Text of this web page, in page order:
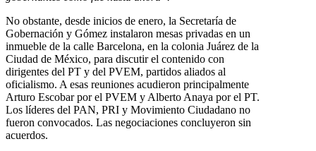
No obstante, desde inicios de enero, la Secretaría de
Gobernación y Gómez instalaron mesas privadas en un
inmueble de la calle Barcelona, en la colonia Juárez de la
Ciudad de México, para discutir el contenido con
dirigentes del PT y del PVEM, partidos aliados al
oficialismo. A esas reuniones acudieron principalmente
Arturo Escobar por el PVEM y Alberto Anaya por el PT.
Los líderes del PAN, PRI y Movimiento Ciudadano no
fueron convocados. Las negociaciones concluyeron sin
acuerdos.